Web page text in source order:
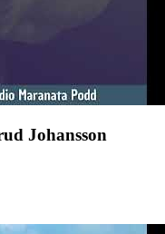
Johansson